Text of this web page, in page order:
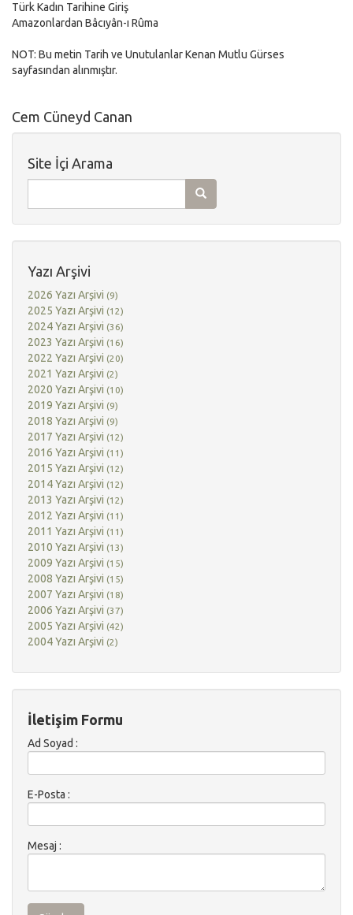
Türk Kadın Tarihine Giriş
Amazonlardan Bâcıyân-ı Rûma
NOT: Bu metin Tarih ve Unutulanlar Kenan Mutlu Gürses
sayfasından alınmıştır.
Cem Cüneyd Canan
Site İçi Arama
Yazı Arşivi
2026 Yazı Arşivi (9)
2025 Yazı Arşivi (12)
2024 Yazı Arşivi (36)
2023 Yazı Arşivi (16)
2022 Yazı Arşivi (20)
2021 Yazı Arşivi (2)
2020 Yazı Arşivi (10)
2019 Yazı Arşivi (9)
2018 Yazı Arşivi (9)
2017 Yazı Arşivi (12)
2016 Yazı Arşivi (11)
2015 Yazı Arşivi (12)
2014 Yazı Arşivi (12)
2013 Yazı Arşivi (12)
2012 Yazı Arşivi (11)
2011 Yazı Arşivi (11)
2010 Yazı Arşivi (13)
2009 Yazı Arşivi (15)
2008 Yazı Arşivi (15)
2007 Yazı Arşivi (18)
2006 Yazı Arşivi (37)
2005 Yazı Arşivi (42)
2004 Yazı Arşivi (2)
İletişim Formu
Ad Soyad :
E-Posta :
Mesaj :